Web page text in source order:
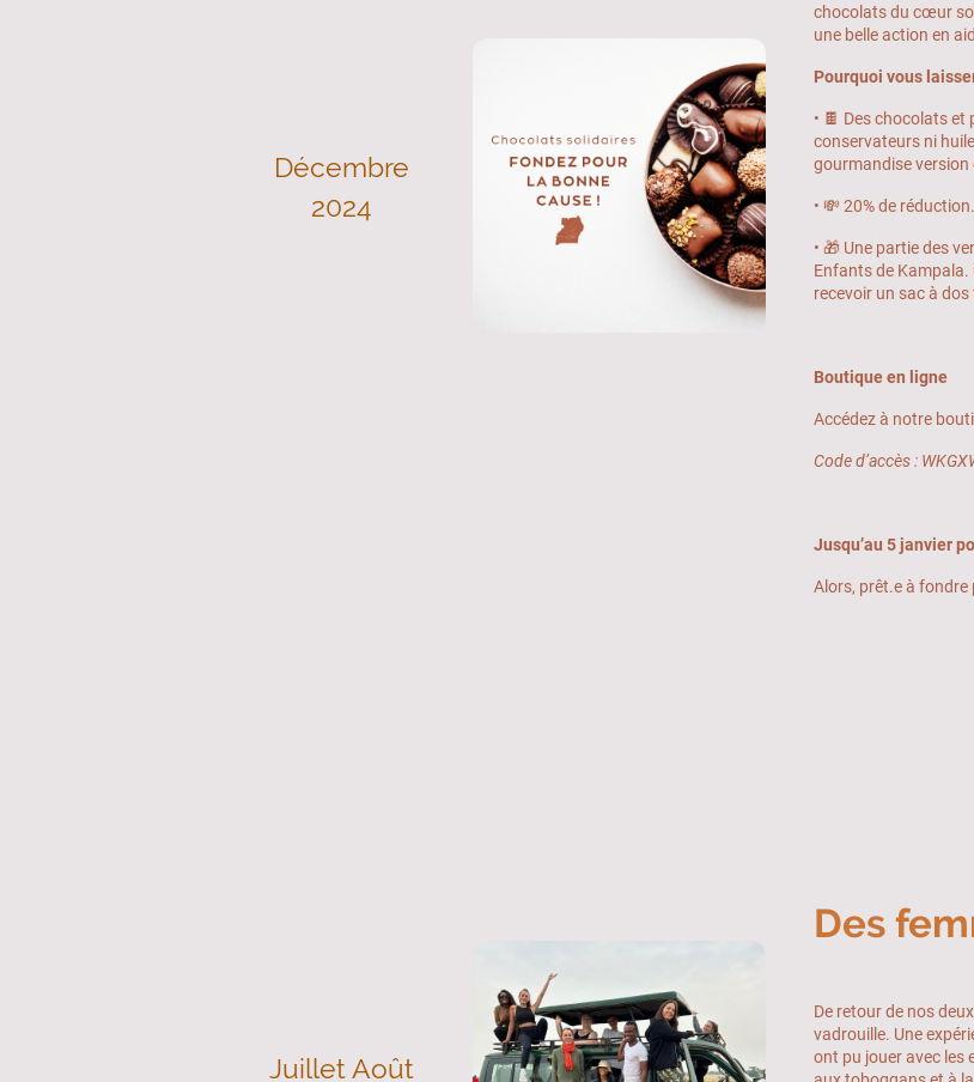
Décembre
2024
chocolats du cœur
une belle action en
Pourquoi vous
• 🍫 Des chocolats
conservateurs ni
gourmandise version
• 💸 20% de
• 🎁 Une partie des
Enfants de
recevoir un sac à
Boutique en ligne
Accédez à notre
Code d’accès :
Jusqu’au 5 janvier
Alors, prêt.e à fondre
Juillet Août
Des
De retour de nos
vadrouille. Une
ont pu jouer avec les